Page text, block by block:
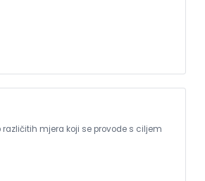
različitih mjera koji se provode s ciljem